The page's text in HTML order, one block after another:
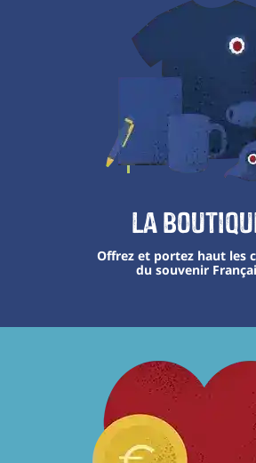
La
Offrez et portez haut les
du souvenir